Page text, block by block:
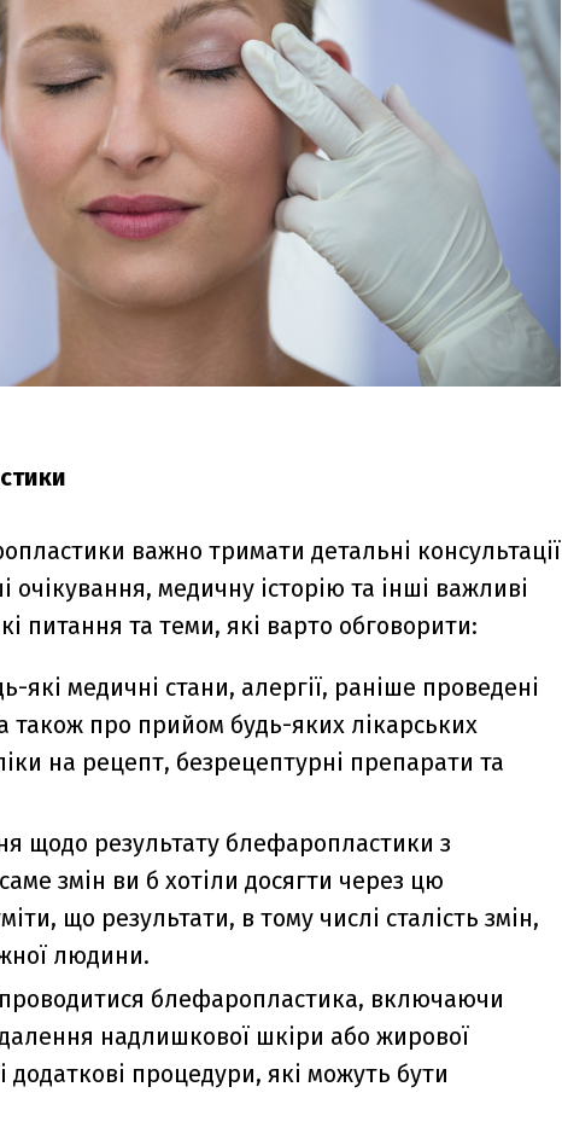
важно тримати детальні консультації
медичну історію та інші важливі
питання та теми, які варто обговорити:
які медичні стани, алергії, раніше проведені
також про прийом будь-яких лікарських
на рецепт, безрецептурні препарати та
щодо результату блефаропластики з
змін ви б хотіли досягти через цю
що результати, в тому числі сталість змін,
людини.
проводитися блефаропластика, включаючи
надлишкової шкіри або жирової
процедури, які можуть бути